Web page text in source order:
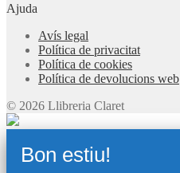
Ajuda
Avís legal
Política de privacitat
Política de cookies
Política de devolucions web
© 2026 Llibreria Claret
Bon estiu!